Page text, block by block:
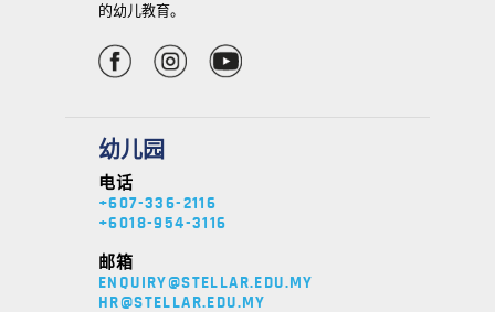
的幼儿教育。
幼儿园
电话
+607-336-2116
+6018-954-3116
邮箱
ENQUIRY@STELLAR.EDU.MY
HR@STELLAR.EDU.MY